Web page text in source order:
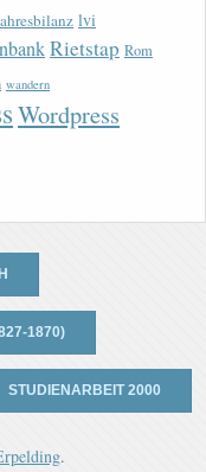
lvi
Rietstap Rom
wandern
Wordpress
1870)
STUDIENARBEIT 2000
.